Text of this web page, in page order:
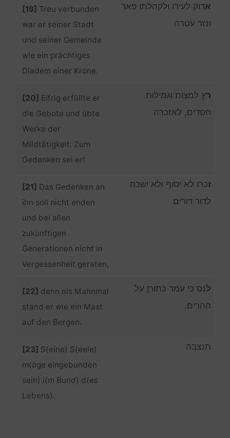
[19] Treu verbunden
war er seiner Stadt
und seiner Gemeinde
wie ein prächtiges
Diadem einer Krone.
אדוק לעירו ולקהלתו פאר
ונזר עטרה
[20] Eifrig erfüllte er
die Gebote und übte
Werke der
Mildtätigkeit. Zum
Gedenken sei er!
רץ למצות וגמילות
חסדים, לאזכרה
[21] Das Gedenken an
ihn soll nicht enden
und bei allen
zukünftigen
Generationen nicht in
Vergessenheit geraten,
זכרו לא יסוף ולא ישכח
לדור דורים
[22] denn als Mahnmal
stand er wie ein Mast
auf den Bergen.
לנס כי עמד כתורן על
ההרים.
[23] S(eine) S(eele)
m(öge eingebunden
sein) i(m Bund) d(es
Lebens).
תנצבה